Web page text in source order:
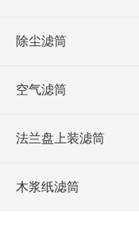
除尘滤筒
空气滤筒
法兰盘上装滤筒
木浆纸滤筒